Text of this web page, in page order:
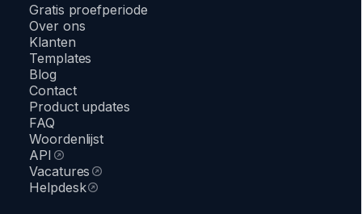
Gratis proefperiode
Over ons
Klanten
Templates
Blog
Contact
Product updates
FAQ
Woordenlijst
API
Vacatures
Helpdesk